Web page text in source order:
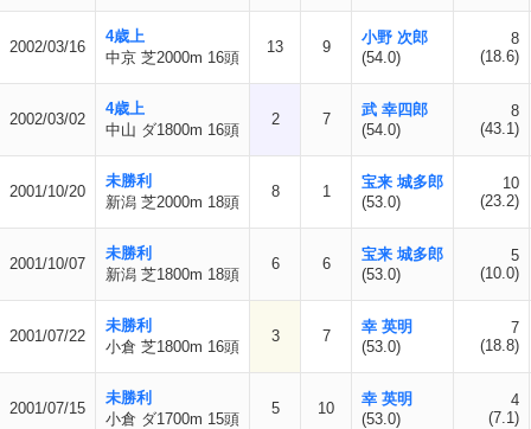
2002/03/16
4歳上
中京 芝2000m 16頭
13 9
小野 次郎
(54.0)
8
(18.6)
2002/03/02
4歳上
中山 ダ1800m 16頭
2 7
武 幸四郎
(54.0)
8
(43.1)
2001/10/20
未勝利
新潟 芝2000m 18頭
8 1
宝来 城多郎
(53.0)
10
(23.2)
2001/10/07
未勝利
新潟 芝1800m 18頭
6 6
宝来 城多郎
(53.0)
5
(10.0)
2001/07/22
未勝利
小倉 芝1800m 16頭
3 7
幸 英明
(53.0)
7
(18.8)
2001/07/15
未勝利
小倉 ダ1700m 15頭
5 10
幸 英明
(53.0)
4
(7.1)